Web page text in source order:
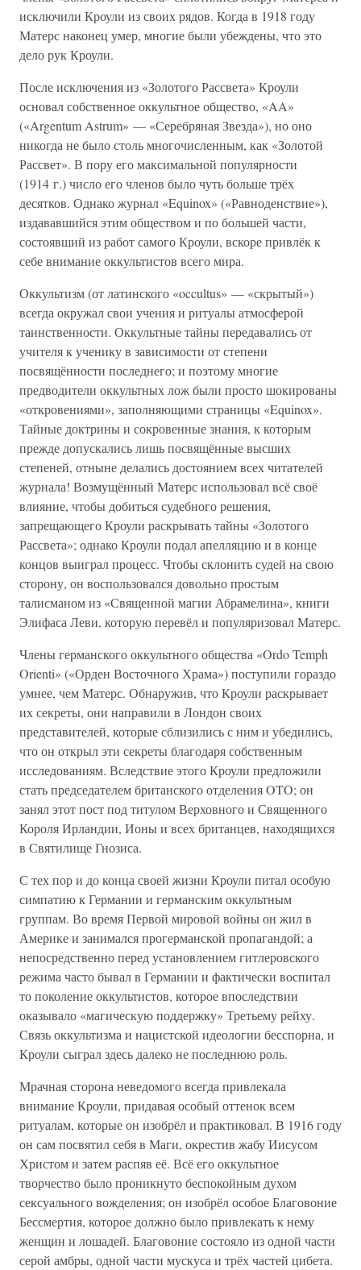
исключили Кроули из своих рядов. Когда в 1918 году
Матерс наконец умер, многие были убеждены, что это
дело рук Кроули.
После исключения из «Золотого Рассвета» Кроули
основал собственное оккультное общество, «AA»
(«Argentum Astrum» — «Серебряная Звезда»), но оно
никогда не было столь многочисленным, как «Золотой
Рассвет». В пору его максимальной популярности
(1914 г.) число его членов было чуть больше трёх
десятков. Однако журнал «Equinox» («Равноденствие»),
издававшийся этим обществом и по большей части,
состоявший из работ самого Кроули, вскоре привлёк к
себе внимание оккультистов всего мира.
Оккультизм (от латинского «occultus» — «скрытый»)
всегда окружал свои учения и ритуалы атмосферой
таинственности. Оккультные тайны передавались от
учителя к ученику в зависимости от степени
посвящённости последнего; и поэтому многие
предводители оккультных лож были просто шокированы
«откровениями», заполняющими страницы «Equinox».
Тайные доктрины и сокровенные знания, к которым
прежде допускались лишь посвящённые высших
степеней, отныне делались достоянием всех читателей
журнала! Возмущённый Матерс использовал всё своё
влияние, чтобы добиться судебного решения,
запрещающего Кроули раскрывать тайны «Золотого
Рассвета»; однако Кроули подал апелляцию и в конце
концов выиграл процесс. Чтобы склонить судей на свою
сторону, он воспользовался довольно простым
талисманом из «Священной магии Абрамелина», книги
Элифаса Леви, которую перевёл и популяризовал Матерс.
Члены германского оккультного общества «Ordo Temph
Orienti» («Орден Восточного Храма») поступили гораздо
умнее, чем Матерс. Обнаружив, что Кроули раскрывает
их секреты, они направили в Лондон своих
представителей, которые сблизились с ним и убедились,
что он открыл эти секреты благодаря собственным
исследованиям. Вследствие этого Кроули предложили
стать председателем британского отделения OTO; он
занял этот пост под титулом Верховного и Священного
Короля Ирландии, Ионы и всех британцев, находящихся
в Святилище Гнозиса.
С тех пор и до конца своей жизни Кроули питал особую
симпатию к Германии и германским оккультным
группам. Во время Первой мировой войны он жил в
Америке и занимался прогерманской пропагандой; а
непосредственно перед установлением гитлеровского
режима часто бывал в Германии и фактически воспитал
то поколение оккультистов, которое впоследствии
оказывало «магическую поддержку» Третьему рейху.
Связь оккультизма и нацистской идеологии бесспорна, и
Кроули сыграл здесь далеко не последнюю роль.
Мрачная сторона неведомого всегда привлекала
внимание Кроули, придавая особый оттенок всем
ритуалам, которые он изобрёл и практиковал. В 1916 году
он сам посвятил себя в Маги, окрестив жабу Иисусом
Христом и затем распяв её. Всё его оккультное
творчество было проникнуто беспокойным духом
сексуального вожделения; он изобрёл особое Благовоние
Бессмертия, которое должно было привлекать к нему
женщин и лошадей. Благовоние состояло из одной части
серой амбры, одной части мускуса и трёх частей цибета.